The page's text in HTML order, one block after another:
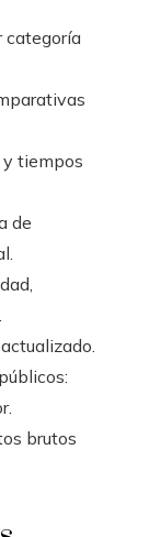
categoría
tiempos
de
brutos